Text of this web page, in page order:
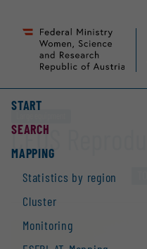
Seiteninhalt
Accesskey
Hauptnavigation
Accesskey
START
SEARCH
MAPPING
Statistics by region
Cluster
Monitoring
CEUS